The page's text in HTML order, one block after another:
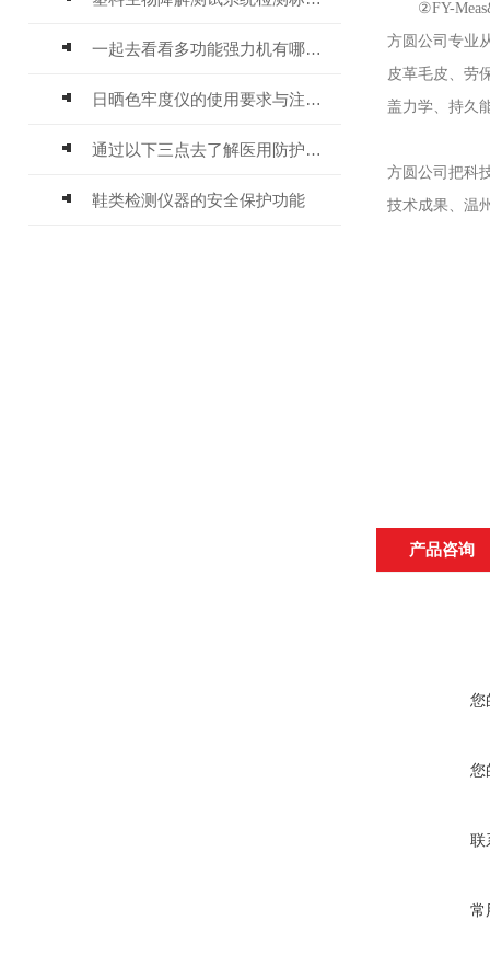
一起去看看多功能强力机有哪些用途及特点
日晒色牢度仪的使用要求与注意事项
通过以下三点去了解医用防护服检测仪器
鞋类检测仪器的安全保护功能
②FY-
方圆公司专业
皮革毛皮、劳
盖力学、持久
方圆公司把科
技术成果、温
产品咨询
您
您
联
常